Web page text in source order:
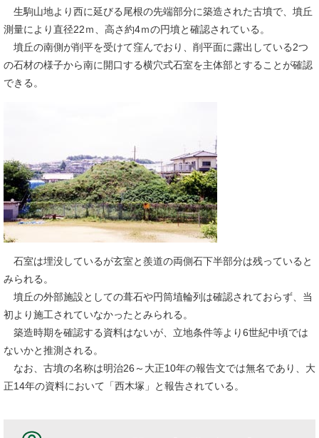
生駒山地より西に延びる尾根の先端部分に築造された古墳で、墳丘
測量により直径22ｍ、高さ約4ｍの円墳と確認されている。
墳丘の南側が削平を受けて窪んでおり、削平面に露出している2つ
の石材の様子から南に開口する横穴式石室を主体部とすることが確認
できる。
石室は埋没しているが玄室と羨道の両側石下半部分は残っていると
みられる。
墳丘の外部施設としての葺石や円筒埴輪列は確認されておらず、当
初より施工されていなかったとみられる。
築造時期を確認する資料はないが、立地条件等より6世紀中頃では
ないかと推測される。
なお、古墳の名称は明治26～大正10年の報告文では無名であり、大
正14年の資料において「西木塚」と報告されている。